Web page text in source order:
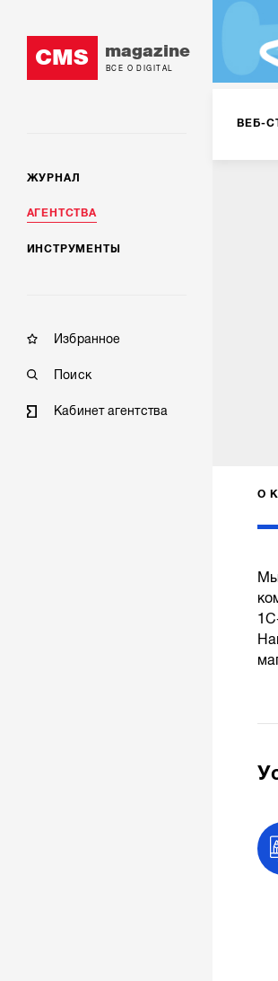
CMS magazine
ВСЕ О DIGITAL
ЖУРНАЛ
АГЕНТСТВА
ИНСТРУМЕНТЫ
Избранное
Поиск
Кабинет агентства
ВЕБ-
О